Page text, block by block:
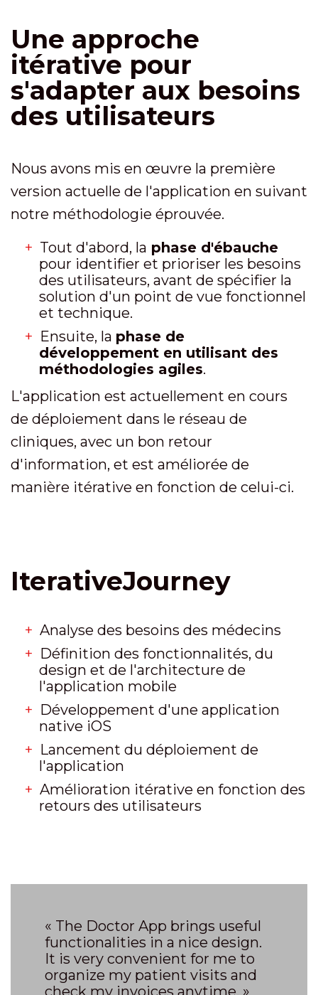
Une approche
itérative pour
s'adapter aux besoins
des utilisateurs
Nous avons mis en œuvre la première
version actuelle de l'application en suivant
notre méthodologie éprouvée.
Tout d'abord, la phase d'ébauche
pour identifier et prioriser les besoins
des utilisateurs, avant de spécifier la
solution d'un point de vue fonctionnel
et technique.
Ensuite, la phase de
développement en utilisant des
méthodologies agiles.
L'application est actuellement en cours
de déploiement dans le réseau de
cliniques, avec un bon retour
d'information, et est améliorée de
manière itérative en fonction de celui-ci.
IterativeJourney
Analyse des besoins des médecins
Définition des fonctionnalités, du
design et de l'architecture de
l'application mobile
Développement d'une application
native iOS
Lancement du déploiement de
l'application
Amélioration itérative en fonction des
retours des utilisateurs
« The Doctor App brings useful
functionalities in a nice design.
It is very convenient for me to
organize my patient visits and
check my invoices anytime. »